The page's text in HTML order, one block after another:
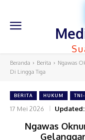
Beranda Berita
Ngawas
Di Lingga Tiga
BERITA HUKUM
17 Mei 2026 Updated:
Ngawas